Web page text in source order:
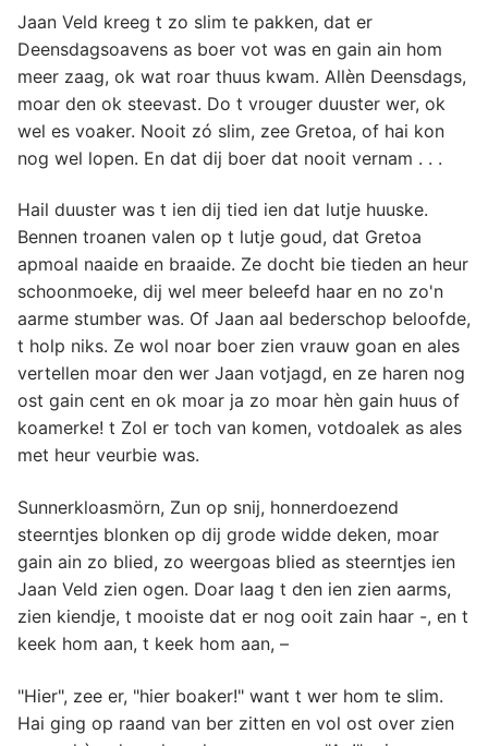
Jaan Veld kreeg t zo slim te pakken, dat er
Deensdagsoavens as boer vot was en gain ain hom
meer zaag, ok wat roar thuus kwam. Allèn Deensdags,
moar den ok steevast. Do t vrouger duuster wer, ok
wel es voaker. Nooit zó slim, zee Gretoa, of hai kon
nog wel lopen. En dat dij boer dat nooit vernam . . .
Hail duuster was t ien dij tied ien dat lutje huuske.
Bennen troanen valen op t lutje goud, dat Gretoa
apmoal naaide en braaide. Ze docht bie tieden an heur
schoonmoeke, dij wel meer beleefd haar en no zo'n
aarme stumber was. Of Jaan aal bederschop beloofde,
t holp niks. Ze wol noar boer zien vrauw goan en ales
vertellen moar den wer Jaan votjagd, en ze haren nog
ost gain cent en ok moar ja zo moar hèn gain huus of
koamerke! t Zol er toch van komen, votdoalek as ales
met heur veurbie was.
Sunnerkloasmörn, Zun op snij, honnerdoezend
steerntjes blonken op dij grode widde deken, moar
gain ain zo blied, zo weergoas blied as steerntjes ien
Jaan Veld zien ogen. Doar laag t den ien zien aarms,
zien kiendje, t mooiste dat er nog ooit zain haar -, en t
keek hom aan, t keek hom aan, –
"Hier", zee er, "hier boaker!" want t wer hom te slim.
Hai ging op raand van ber zitten en vol ost over zien